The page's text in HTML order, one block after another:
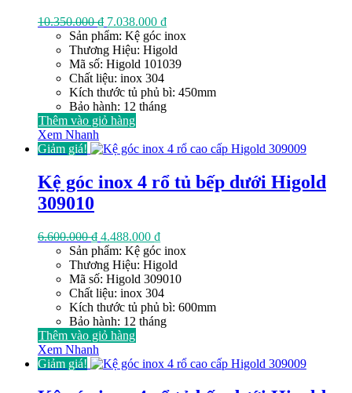
10.350.000₫ Giá
gốc
là:
10.350.000 ₫.
7.038.000 ₫Giá
hiện
tại
là:
Sản phẩm: Kệ góc inox
Thương Hiệu: Higold
Mã số: Higold 101039
Chất liệu: inox 304
Kích thước tủ phủ bì: 450mm
Bảo hành: 12 tháng
Thêm vào giỏ hàng
Xem Nhanh
Giảm giá!
Kệ góc inox 4 rổ tủ bếp dưới Higold
309010
6.600.000₫ Giá
gốc
là:
6.600.000 ₫.
4.488.000 ₫Giá
hiện
tại
là:
4.488.000 ₫.
Sản phẩm: Kệ góc inox
Thương Hiệu: Higold
Mã số: Higold 309010
Chất liệu: inox 304
Kích thước tủ phủ bì: 600mm
Bảo hành: 12 tháng
Thêm vào giỏ hàng
Xem Nhanh
Giảm giá!